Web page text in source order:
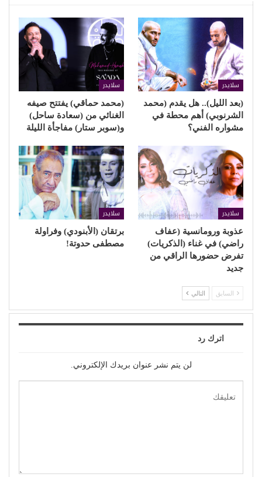
سلايدر
(بعد الليل).. هل يقدم (محمد
الشرنوبي) أهم محطة في
مشواره الفني؟
سلايدر
(محمد حماقي) يفتتح صيفه
الغنائي من (سعادة ساحل)
و(سوبر ستار) مفاجأة الليلة
سلايدر
عذوبة ورومانسية (عفاف
راضي) في غناء (الذكريات)
تفرض حضورها الراقي من
جديد
سلايدر
برتقان (الأبنودي) وفراولة
مصطفى حدوتة!
السابق التالي
اترك رد
لن يتم نشر عنوان بريدك الإلكتروني.